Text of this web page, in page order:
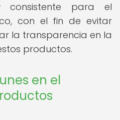
consistente para el
con el fin de evitar
la transparencia en la
productos.
en el